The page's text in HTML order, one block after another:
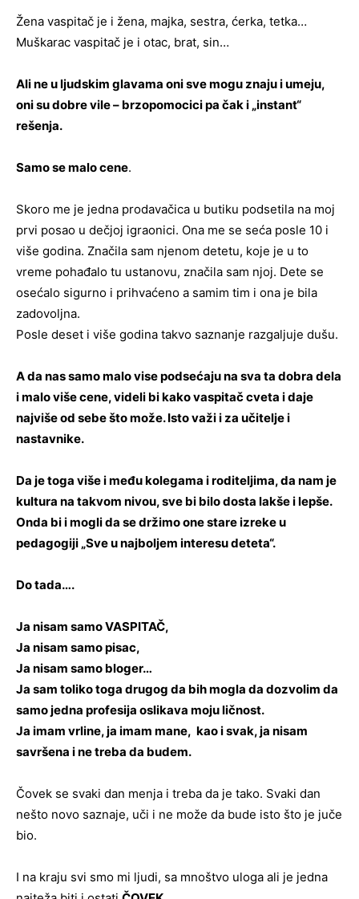
Žena vaspitač je i žena, majka, sestra, ćerka, tetka…
Muškarac vaspitač je i otac, brat, sin…
Ali ne u ljudskim glavama oni sve mogu znaju i umeju,
oni su dobre vile – brzopomocici pa čak i „instant“
rešenja.
Samo se malo cene.
Skoro me je jedna prodavačica u butiku podsetila na moj
prvi posao u dečjoj igraonici. Ona me se seća posle 10 i
više godina. Značila sam njenom detetu, koje je u to
vreme pohađalo tu ustanovu, značila sam njoj. Dete se
osećalo sigurno i prihvaćeno a samim tim i ona je bila
zadovoljna.
Posle deset i više godina takvo saznanje razgaljuje dušu.
A da nas samo malo vise podsećaju na sva ta dobra dela
i malo više cene, videli bi kako vaspitač cveta i daje
najviše od sebe što može. Isto važi i za učitelje i
nastavnike.
Da je toga više i među kolegama i roditeljima, da nam je
kultura na takvom nivou, sve bi bilo dosta lakše i lepše.
Onda bi i mogli da se držimo one stare izreke u
pedagogiji „Sve u najboljem interesu deteta“.
Do tada….
Ja nisam samo VASPITAČ,
Ja nisam samo pisac,
Ja nisam samo bloger…
Ja sam toliko toga drugog da bih mogla da dozvolim da
samo jedna profesija oslikava moju ličnost.
Ja imam vrline, ja imam mane, kao i svak, ja nisam
savršena i ne treba da budem.
Čovek se svaki dan menja i treba da je tako. Svaki dan
nešto novo saznaje, uči i ne može da bude isto što je juče
bio.
I na kraju svi smo mi ljudi, sa mnoštvo uloga ali je jedna